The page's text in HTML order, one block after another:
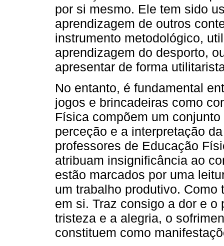
por si mesmo. Ele tem sido
aprendizagem de outros
instrumento metodológico,
aprendizagem do desporto,
apresentar de forma
No entanto, é fundamental
jogos e brincadeiras como
Física compõem um
perceção e a interpretação
professores de Educação
atribuam insignificância ao
estão marcados por uma
um trabalho produtivo.
em si. Traz consigo a dor e
tristeza e a alegria, o
constituem como